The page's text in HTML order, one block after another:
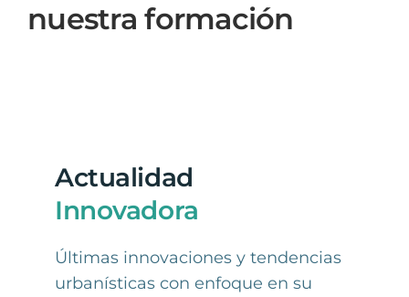
nuestra formación
Actualidad
Innovadora
Últimas innovaciones y tendencias
urbanísticas con enfoque en su